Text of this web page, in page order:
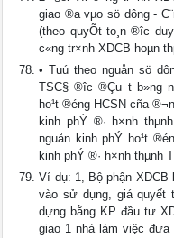
giao ®­a vµo sö dông -
(theo quyÕt to¸n ®­îc
c«ng tr×nh XDCB hoµn
• Tuú theo nguån sö
TSC§ ®­îc ®Çu t­ b»ng
ho¹t ®éng HCSN cña
kinh phÝ ®· h×nh
nguån kinh phÝ ho¹t
kinh phÝ ®· h×nh thµnh
Ví dụ: 1, Bộ phận XDCB
vào sử dụng, giá quyết
dựng bằng KP đầu tư
giao 1 nhà làm việc